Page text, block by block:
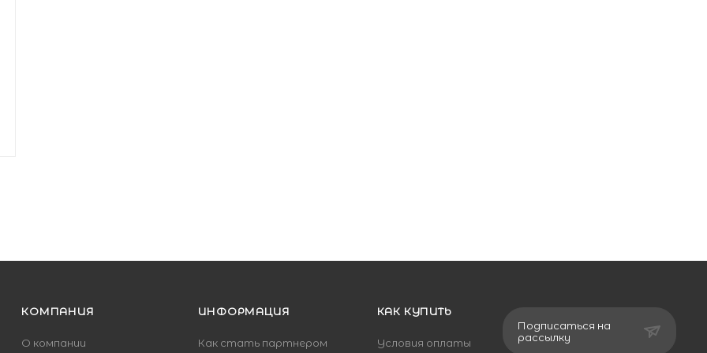
КОМПАНИЯ
О компании
ИНФОРМАЦИЯ
Как стать партнером
КАК КУПИТЬ
Условия оплаты
Подписаться на
рассылку